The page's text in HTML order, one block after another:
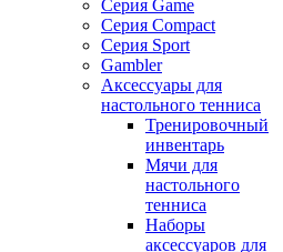
Серия Game
Серия Compact
Серия Sport
Gambler
Аксессуары для
настольного тенниса
Тренировочный
инвентарь
Мячи для
настольного
тенниса
Наборы
аксессуаров для